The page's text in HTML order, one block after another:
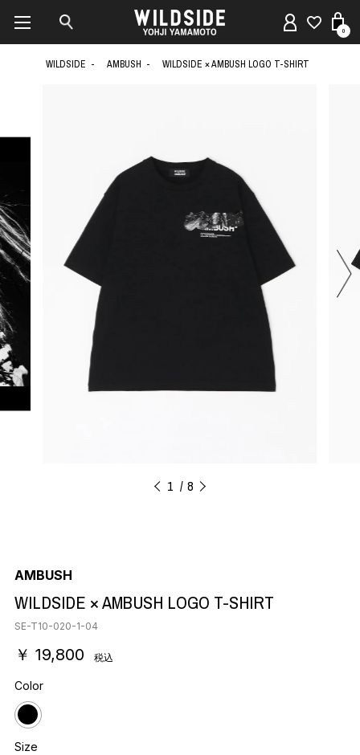
0
WILDSIDE AMBUSH WILDSIDE × AMBUSH LOGO T-SHIRT
1 8
AMBUSH
WILDSIDE × AMBUSH LOGO T-SHIRT
SE-T10-020-1-04
￥ 19,800 税込
Color
Size